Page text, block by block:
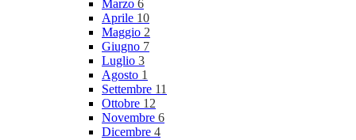
Marzo 6
Aprile 10
Maggio 2
Giugno 7
Luglio 3
Agosto 1
Settembre 11
Ottobre 12
Novembre 6
Dicembre 4